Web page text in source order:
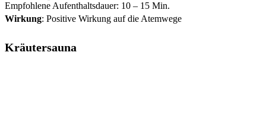
Empfohlene Aufenthaltsdauer: 10 – 15 Min.
Wirkung: Positive Wirkung auf die Atemwege
Kräutersauna